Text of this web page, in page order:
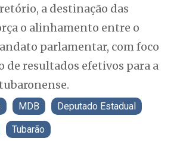
a destinação das
o alinhamento entre o
parlamentar, com foco
de resultados efetivos para a
MDB Deputado Estadual
Tubarão